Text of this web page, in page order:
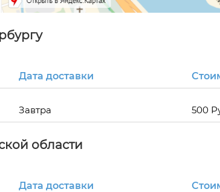
Дата доставки
Завтра 500
области
Дата доставки